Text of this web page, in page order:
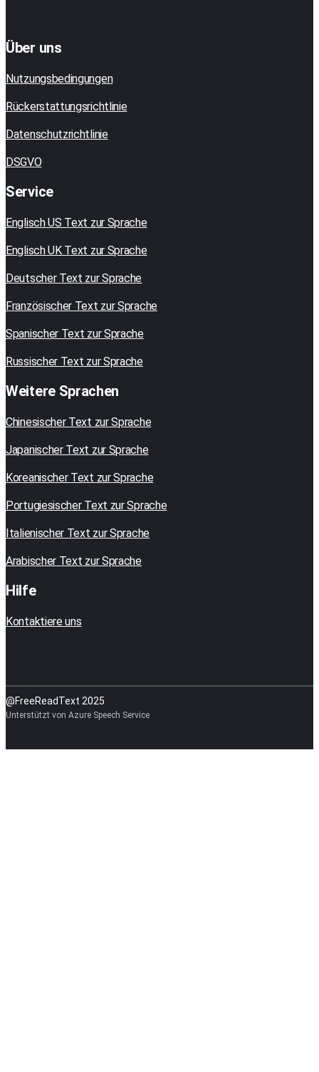
Über uns
Nutzungsbedingungen
Rückerstattungsrichtlinie
Datenschutzrichtlinie
DSGVO
Service
Englisch US Text zur Sprache
Englisch UK Text zur Sprache
Deutscher Text zur Sprache
Französischer Text zur Sprache
Spanischer Text zur Sprache
Russischer Text zur Sprache
Weitere Sprachen
Chinesischer Text zur Sprache
Japanischer Text zur Sprache
Koreanischer Text zur Sprache
Portugiesischer Text zur Sprache
Italienischer Text zur Sprache
Arabischer Text zur Sprache
Hilfe
Kontaktiere uns
@FreeReadText 2025
Unterstützt von Azure Speech Service